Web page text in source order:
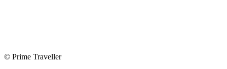
© Prime Traveller